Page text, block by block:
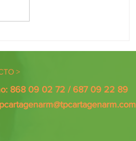
>
868 09 02 72 / 687 09 22 89